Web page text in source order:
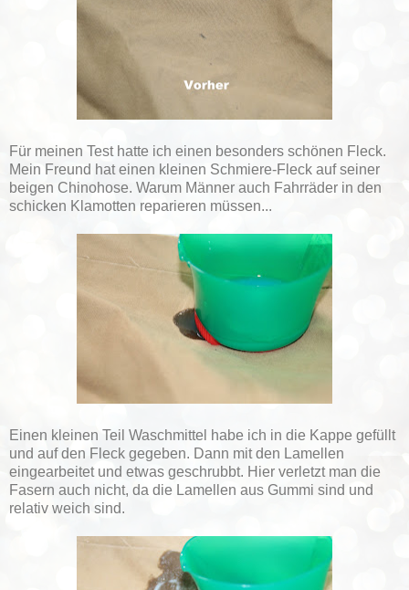
Für meinen Test hatte ich einen besonders schönen Fleck.
Mein Freund hat einen kleinen Schmiere-Fleck auf seiner
beigen Chinohose. Warum Männer auch Fahrräder in den
schicken Klamotten reparieren müssen...
Einen kleinen Teil Waschmittel habe ich in die Kappe gefüllt
und auf den Fleck gegeben. Dann mit den Lamellen
eingearbeitet und etwas geschrubbt. Hier verletzt man die
Fasern auch nicht, da die Lamellen aus Gummi sind und
relativ weich sind.